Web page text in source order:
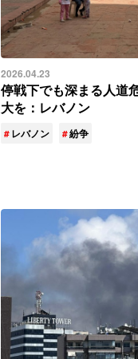
2026.04.23
停戦下でも深まる人道
大を：レバノン
レバノン 紛争